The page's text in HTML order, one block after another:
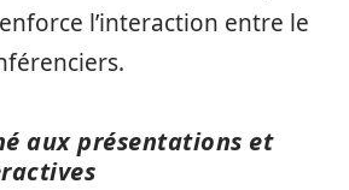
l’interaction entre le
aux présentations et